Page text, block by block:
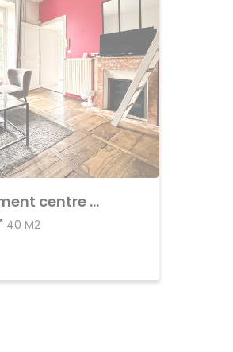
Achat Appartement centre ville
40 M2